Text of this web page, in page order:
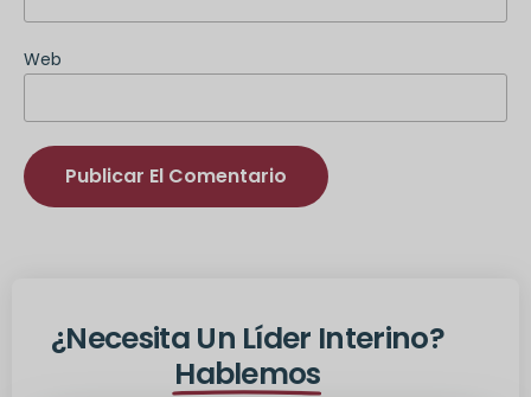
Web
¿Necesita Un Líder Interino?
Hablemos